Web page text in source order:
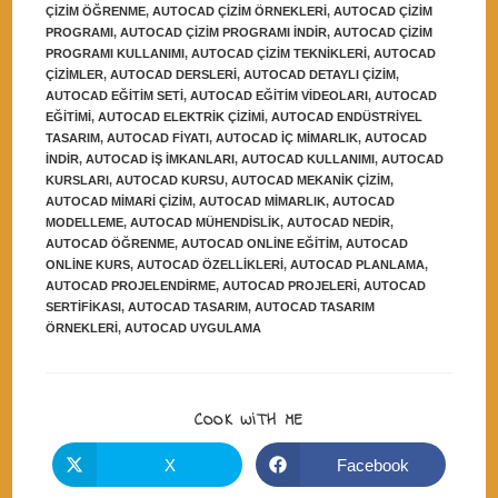
ÇIZIM ÖĞRENME, AUTOCAD ÇIZIM ÖRNEKLERI, AUTOCAD ÇIZIM
PROGRAMI, AUTOCAD ÇIZIM PROGRAMI INDIR, AUTOCAD ÇIZIM
PROGRAMI KULLANIMI, AUTOCAD ÇIZIM TEKNIKLERI, AUTOCAD
ÇIZIMLER, AUTOCAD DERSLERI, AUTOCAD DETAYLI ÇIZIM,
AUTOCAD EĞITIM SETI, AUTOCAD EĞITIM VIDEOLARI, AUTOCAD
EĞITIMI, AUTOCAD ELEKTRIK ÇIZIMI, AUTOCAD ENDÜSTRIYEL
TASARIM, AUTOCAD FIYATI, AUTOCAD IÇ MIMARLIK, AUTOCAD
INDIR, AUTOCAD IŞ IMKANLARI, AUTOCAD KULLANIMI, AUTOCAD
KURSLARI, AUTOCAD KURSU, AUTOCAD MEKANIK ÇIZIM,
AUTOCAD MIMARI ÇIZIM, AUTOCAD MIMARLIK, AUTOCAD
MODELLEME, AUTOCAD MÜHENDISLIK, AUTOCAD NEDIR,
AUTOCAD ÖĞRENME, AUTOCAD ONLINE EĞITIM, AUTOCAD
ONLINE KURS, AUTOCAD ÖZELLIKLERI, AUTOCAD PLANLAMA,
AUTOCAD PROJELENDIRME, AUTOCAD PROJELERI, AUTOCAD
SERTIFIKASI, AUTOCAD TASARIM, AUTOCAD TASARIM
ÖRNEKLERI, AUTOCAD UYGULAMA
COOK WITH ME
Opens
in
X
Opens
in
Facebook